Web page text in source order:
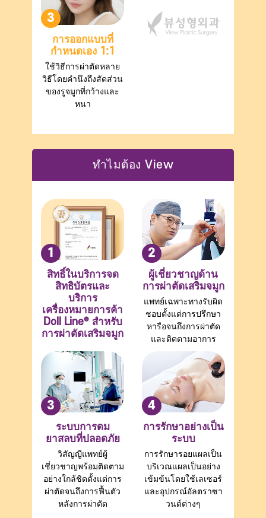
3
การออกแบบที่
กำหนดเอง 1:1
ใช้วิธีการผ่าตัดหลาย
วิธีโดยคำนึงถึงสัดส่วน
ของรูจมูกที่กว้างและ
หนา
ทำไมต้อง View
1
สิทธิ์ในบริการจด
สิทธิบัตรและ
บริการ
เครื่องหมายการค้า
Doll Line® สำหรับ
การผ่าตัดเสริมจมูก
2
ผู้เชี่ยวชาญด้าน
การผ่าตัดเสริมจมูก
แพทย์เฉพาะทางรับผิด
ชอบตั้งแต่การปรึกษา
หารือจนถึงการผ่าตัด
และติดตามอาการ
3
ระบบการดม
ยาสลบที่ปลอดภัย
วิสัญญีแพทย์ผู้
เชี่ยวชาญพร้อมติดตาม
อย่างใกล้ชิดตั้งแต่การ
ผ่าตัดจนถึงการฟื้นตัว
หลังการผ่าตัด
4
การรักษาอย่างเป็น
ระบบ
การรักษารอยแผลเป็น
บริเวณแผลเป็นอย่าง
เข้มข้นโดยใช้เลเซอร์
และอุปกรณ์อัลตราซา
วนด์ต่างๆ